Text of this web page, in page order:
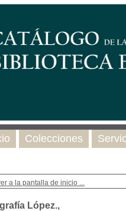
a la pantalla de inicio ...
López.,
Colecciones